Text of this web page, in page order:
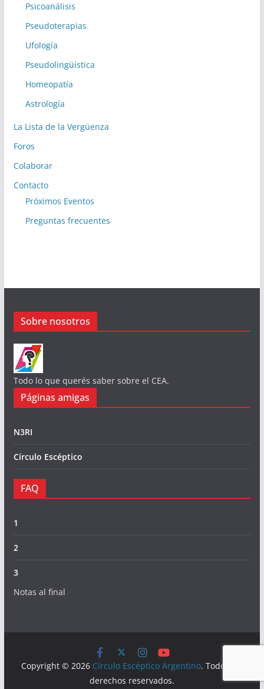
Psicoanálisis
Pseudoterapias
Ufología
Pseudolingüística
Homeopatía
Astrología
La Lista de la Vergüenza
Foros
Colaborar
Contacto
Próximos Eventos
Preguntas frecuentes
Sobre nosotros
Todo lo que querés saber sobre el CEA.
Páginas amigas
N3RI
Círculo Escéptico
FAQ
1
2
3
Notas al final
Copyright © 2026 Círculo Escéptico Argentino. Todos los
derechos reservados.